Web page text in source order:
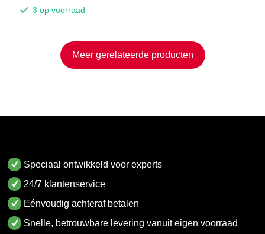
3 op voorraad
Meer gerelateerde producten
Speciaal ontwikkeld voor experts
24/7 klantenservice
Eénvoudig achteraf betalen
Snelle, betrouwbare levering vanuit eigen voorraad